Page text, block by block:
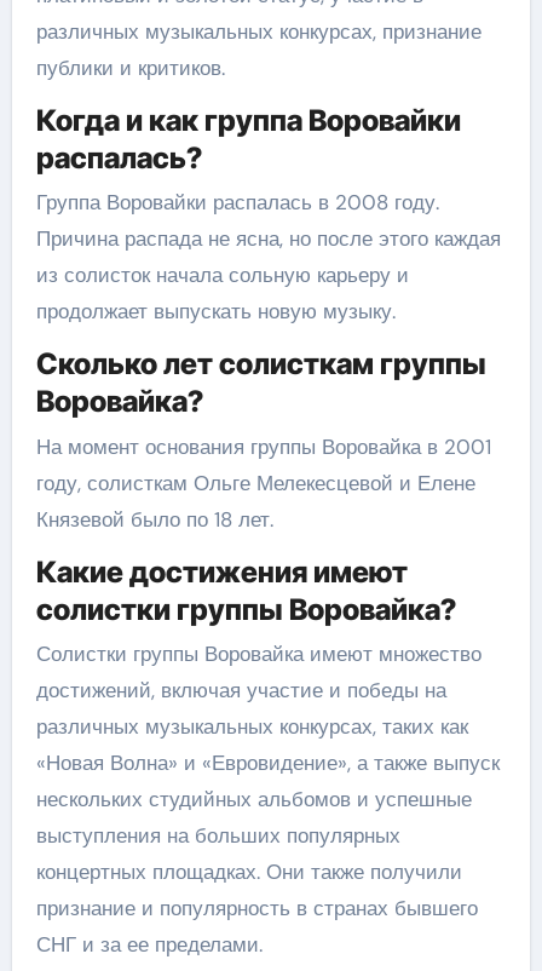
различных музыкальных конкурсах, признание
публики и критиков.
Когда и как группа Воровайки
распалась?
Группа Воровайки распалась в 2008 году.
Причина распада не ясна, но после этого каждая
из солисток начала сольную карьеру и
продолжает выпускать новую музыку.
Сколько лет солисткам группы
Воровайка?
На момент основания группы Воровайка в 2001
году, солисткам Ольге Мелекесцевой и Елене
Князевой было по 18 лет.
Какие достижения имеют
солистки группы Воровайка?
Солистки группы Воровайка имеют множество
достижений, включая участие и победы на
различных музыкальных конкурсах, таких как
«Новая Волна» и «Евровидение», а также выпуск
нескольких студийных альбомов и успешные
выступления на больших популярных
концертных площадках. Они также получили
признание и популярность в странах бывшего
СНГ и за ее пределами.